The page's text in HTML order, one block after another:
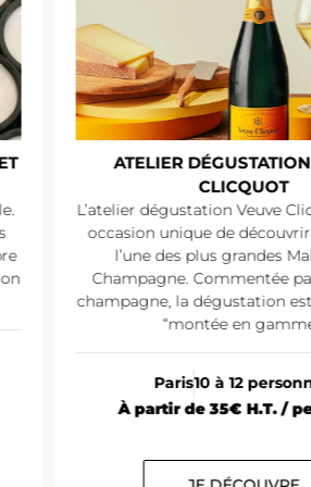
ATELIER
HEIDSIECK
L’atelier dégustation Piper-
une occasion unique de
de l’une des plus grandes
Champagne. Commentée
champagne, la dégustation
“montée en
Paris10 à 12
À partir de 25€ H.T. /